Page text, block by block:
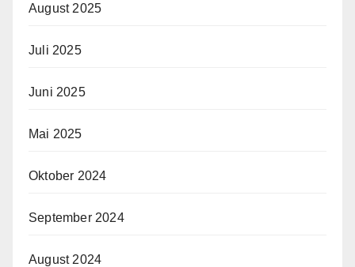
August 2025
Juli 2025
Juni 2025
Mai 2025
Oktober 2024
September 2024
August 2024